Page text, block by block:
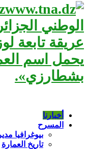
الوطني
عريقة تابعة
يحمل اسم
بشطارزي».
أخبارنا
المسرح
بيوغرافيا
تاريخ العمارة